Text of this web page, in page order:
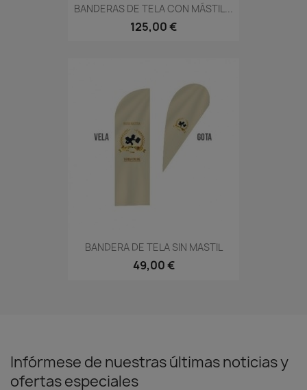
BANDERAS DE TELA CON MÁSTIL...
125,00 €
BANDERA DE TELA SIN MASTIL
49,00 €
Infórmese de nuestras últimas noticias y
ofertas especiales